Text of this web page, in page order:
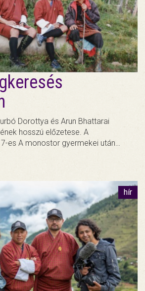
Dorottya és Arun Bhattarai
hosszú előzetese. A
es A monostor gyermekei után…
hír